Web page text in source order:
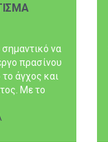
να
πρασίνου
άγχος και
Με το